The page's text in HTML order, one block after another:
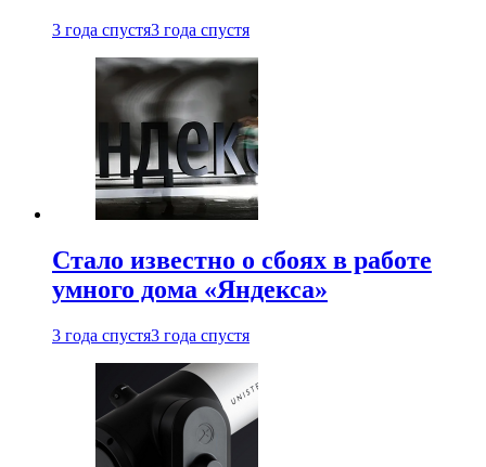
3 года спустя3 года спустя
Стало известно о сбоях в работе
умного дома «Яндекса»
3 года спустя3 года спустя